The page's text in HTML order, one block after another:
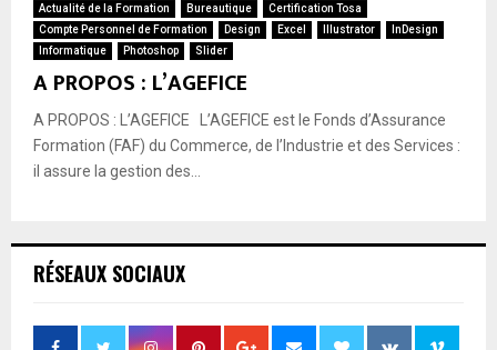
Actualité de la Formation Bureautique
Certification Tosa
Compte Personnel de Formation
Design Excel Illustrator
InDesign
Informatique
Photoshop Slider
A PROPOS : L’AGEFICE
A PROPOS : L’AGEFICE L’AGEFICE est le Fonds d’Assurance
Formation (FAF) du Commerce, de l’Industrie et des Services :
il assure la gestion des...
RÉSEAUX SOCIAUX